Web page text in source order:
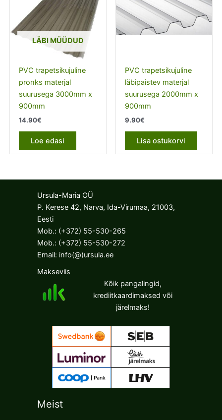
LÄBI MÜÜDUD
PVC trapetsikujuline
pronks materjal
suurusega 3000mm x
900mm
14.90€
Loe edasi
PVC trapetsikujuline
läbipaistev materjal
suurusega 2000mm x
900mm
9.90€
Lisa ostukorvi
Ursula-Maria OÜ
P. Kerese 42, Narva, Ida-Virumaa, 21003,
Eesti
Mob.: (+372) 55-530-265
Mob.: (+372) 55-530-272
Email: info(@)ursula.ee
Makseviis
Kõik pangalingid,
krediitkaardimaksed või
järelmaks!
Meist